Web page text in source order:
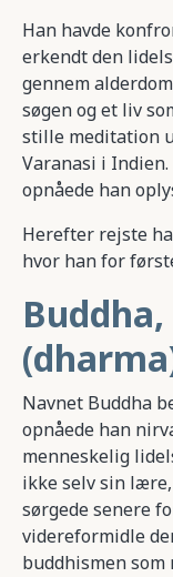
Han havde
erkendt den
gennem
søgen og et liv
stille meditation
Varanasi i
opnåede han
Herefter rejste
hvor han for
Navnet Buddha
opnåede han
menneskelig
ikke selv sin
sørgede senere
videreformidle
buddhismen